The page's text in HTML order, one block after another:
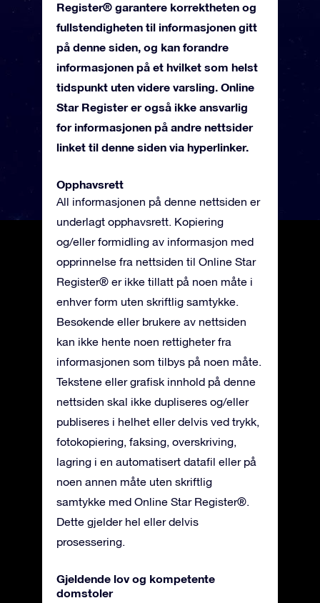
Register® garantere korrektheten og
fullstendigheten til informasjonen gitt
på denne siden, og kan forandre
informasjonen på et hvilket som helst
tidspunkt uten videre varsling. Online
Star Register er også ikke ansvarlig
for informasjonen på andre nettsider
linket til denne siden via hyperlinker.
Opphavsrett
All informasjonen på denne nettsiden er
underlagt opphavsrett. Kopiering
og/eller formidling av informasjon med
opprinnelse fra nettsiden til Online Star
Register® er ikke tillatt på noen måte i
enhver form uten skriftlig samtykke.
Besøkende eller brukere av nettsiden
kan ikke hente noen rettigheter fra
informasjonen som tilbys på noen måte.
Tekstene eller grafisk innhold på denne
nettsiden skal ikke dupliseres og/eller
publiseres i helhet eller delvis ved trykk,
fotokopiering, faksing, overskriving,
lagring i en automatisert datafil eller på
noen annen måte uten skriftlig
samtykke med Online Star Register®.
Dette gjelder hel eller delvis
prosessering.
Gjeldende lov og kompetente
domstoler